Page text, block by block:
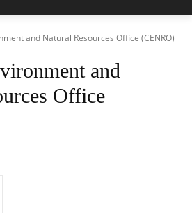
and Natural Resources Office (CENRO)
and
Office